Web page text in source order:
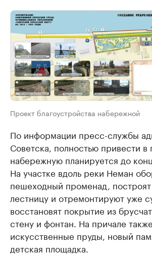
Проект благоустройства набережной
По информации пресс-службы
Советска, полностью привести в
набережную планируется до
На участке вдоль реки Неман
пешеходный променад,
лестницу и отремонтируют уже
восстановят покрытие из
стену и фонтан. На причале
искусственные пруды, новый
детская площадка.